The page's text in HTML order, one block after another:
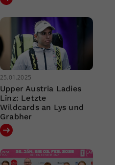
25.01.2025
Upper Austria Ladies
Linz: Letzte
Wildcards an Lys und
Grabher